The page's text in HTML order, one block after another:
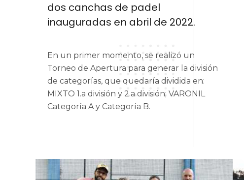
dos canchas de padel
inauguradas en abril de 2022.
En un primer momento, se realizó un
Torneo de Apertura para generar la división
de categorías, que quedaría dividida en:
MIXTO 1.a división y 2.a división; VARONIL
Categoría A y Categoría B.